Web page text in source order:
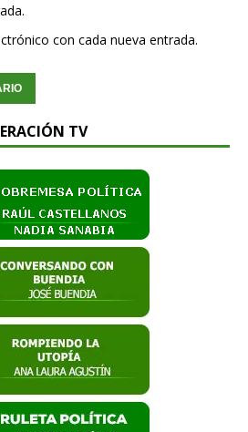
con cada nueva entrada.
TV